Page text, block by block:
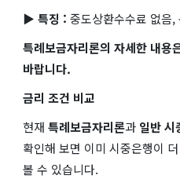
▶ 특징 : 중도상환수수료 없음
특례보금자리론의 자세한 내용
바랍니다.
금리 조건 비교
현재 특례보금자리론과 일반 시
확인해 보면 이미 시중은행이
볼 수 있습니다.